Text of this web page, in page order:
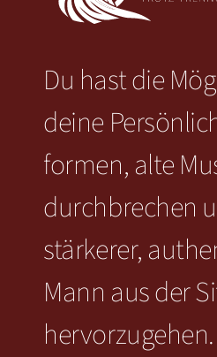
Du hast die
deine
formen, alte
durchbrechen
stärkerer,
Mann aus der
hervorzugehen.